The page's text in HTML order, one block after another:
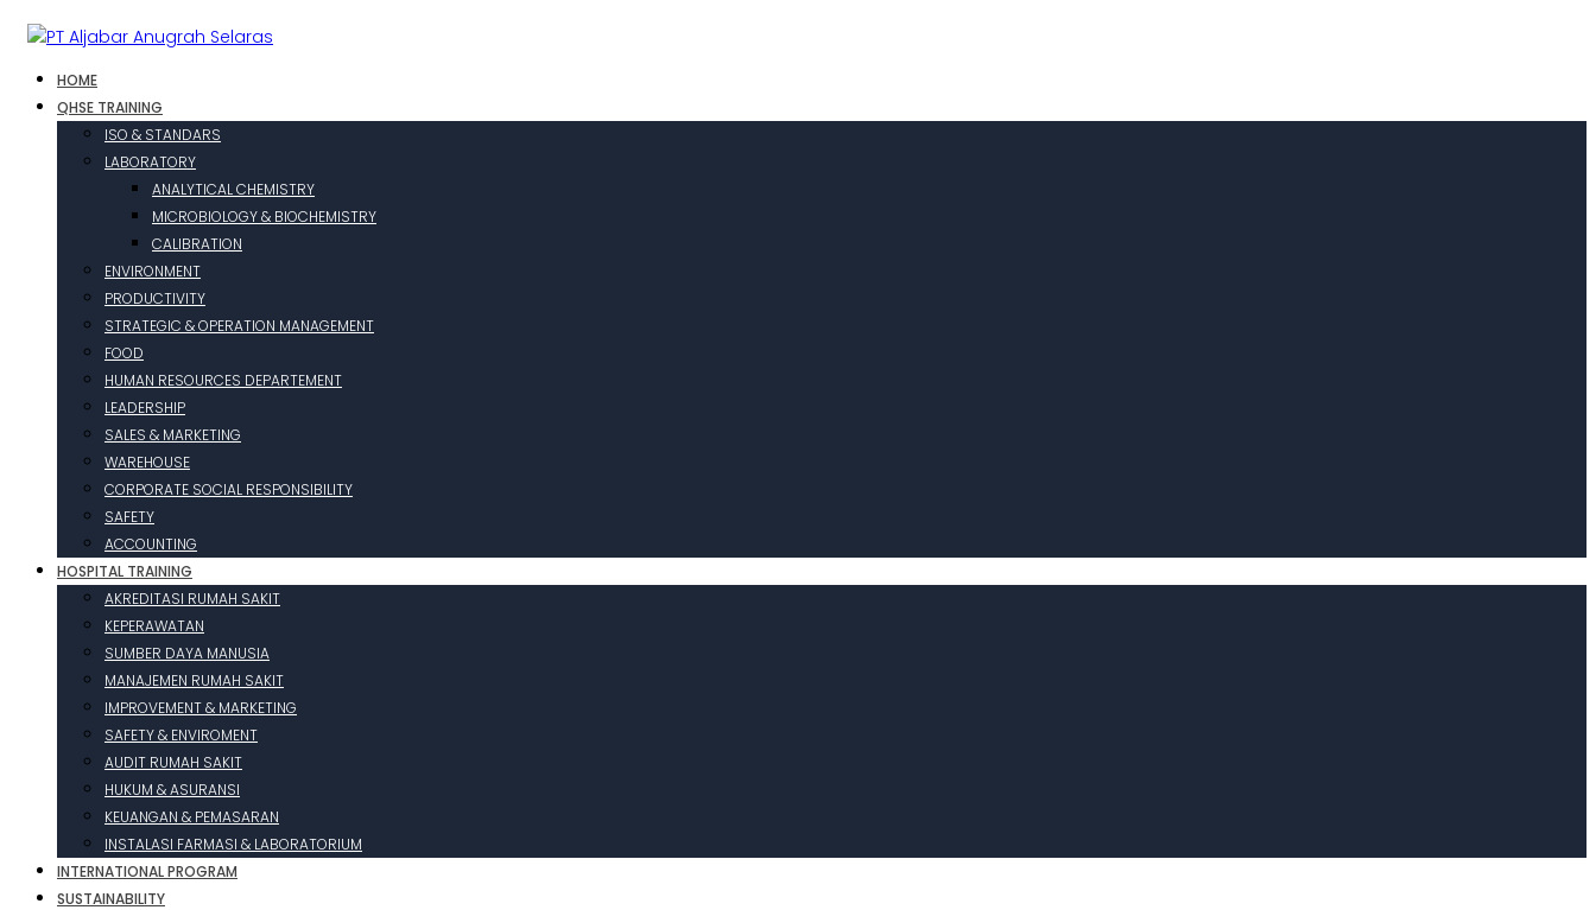
HOME
QHSE TRAINING
ISO & STANDARS
LABORATORY
ANALYTICAL CHEMISTRY
MICROBIOLOGY & BIOCHEMISTRY
CALIBRATION
ENVIRONMENT
PRODUCTIVITY
STRATEGIC & OPERATION MANAGEMENT
FOOD
HUMAN RESOURCES DEPARTEMENT
LEADERSHIP
SALES & MARKETING
WAREHOUSE
CORPORATE SOCIAL RESPONSIBILITY
SAFETY
ACCOUNTING
HOSPITAL TRAINING
AKREDITASI RUMAH SAKIT
KEPERAWATAN
SUMBER DAYA MANUSIA
MANAJEMEN RUMAH SAKIT
IMPROVEMENT & MARKETING
SAFETY & ENVIROMENT
AUDIT RUMAH SAKIT
HUKUM & ASURANSI
KEUANGAN & PEMASARAN
INSTALASI FARMASI & LABORATORIUM
INTERNATIONAL PROGRAM
SUSTAINABILITY